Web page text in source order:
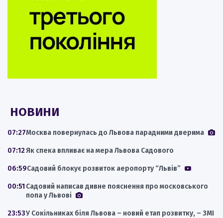
НОВИНИ
07:27Москва повернулась до Львова парадними дверима
07:12Як спека впливає на мера Львова Садового
06:59Садовий блокує розвиток аеропорту “Львів”
00:51 Садовий написав дивне пояснення про московського
попа у Львові
23:53У Сокільниках біля Львова – новий етап розвитку, – ЗМІ